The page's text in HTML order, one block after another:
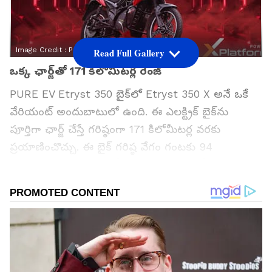
Image Credit : Pureenergy.co.in
ఒక్క ఛార్జ్‌తో 171 కిలోమీటర్ల రేంజ్
PURE EV Etryst 350 బైక్‌లో Etryst 350 X అనే ఒకే
వేరియంట్ అందుబాటులో ఉంది. ఈ ఎలక్ట్రిక్ బైక్‌ను
పూర్తిగా ఛార్జ్ చేస్తే గరిష్ఠంగా 171 కిలోమీటర్ల వరకు
ప్రయాణించొచ్చు. ఈ బైక్ గరిష్ఠ వేగం గంటకు 94
మంచి ఆప్షన్‌గా చెప్పొచ్చు. బైక్ బరువు సుమారు 120
కిలోలుగా ఉంటుంది.
గూగుల్‌లో ఆసక్తికరమైన సమాచారం కోసం ఏసియానెట్ తెలుగు
ను మీ ఫ్రిఫర్డ్ సోర్స్ గా ఎంచుకోండి
Read Full Gallery